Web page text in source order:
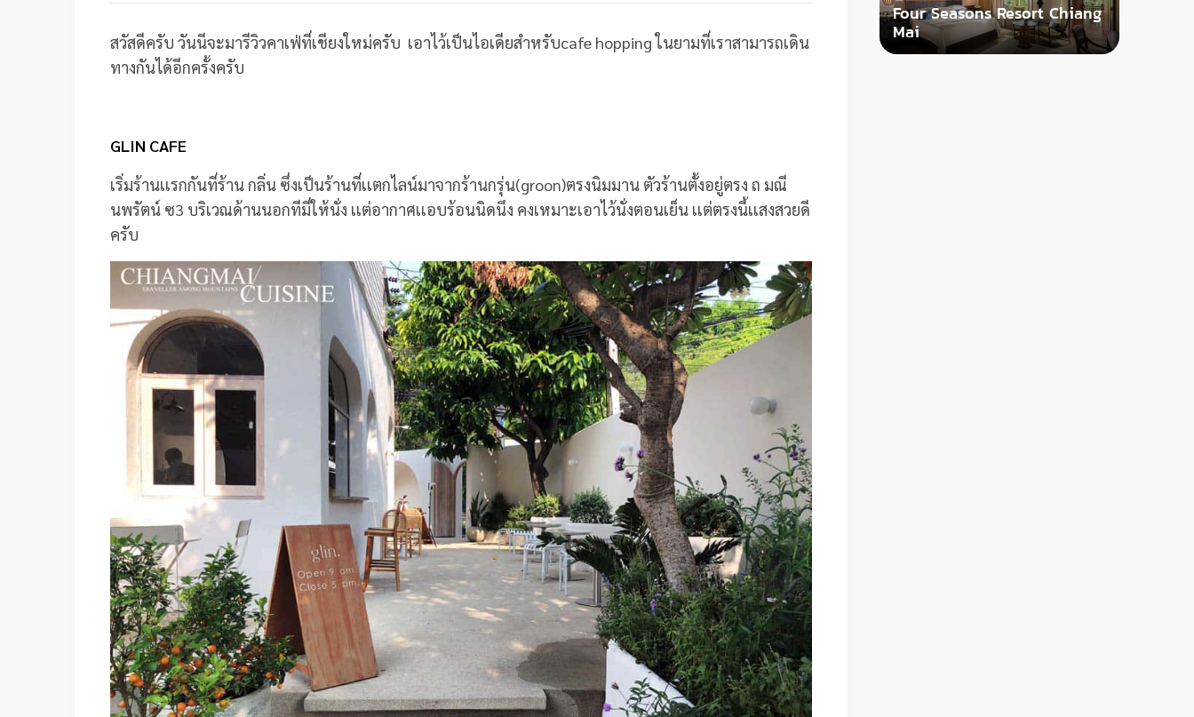
สวัสดีครับ วันนีจะมารีวิวคาเฟ่ที่เชียงใหม่ครับ เอาไว้เป็นไอเดียสำหรับcafe hopping ในยามที่เราสามารถเดิน
ทางกันได้อีกครั้งครับ
GLIN CAFE
เริ่มร้านเเรกกันที่ร้าน กลิ่น ซึ่งเป็นร้านที่เเตกไลน์มาจากร้านกรุ่น(groon)ตรงนิมมาน ตัวร้านตั้งอยู่ตรง ถ มณี
นพรัตน์ ซ3 บริเวณด้านนอกทีมี่ให้นั่ง เเต่อากาศเเอบร้อนนิดนึง คงเหมาะเอาไว้นั่งตอนเย็น เเต่ตรงนี้เเสงสวยดี
ครับ
Four Seasons Resort Chiang
Mai